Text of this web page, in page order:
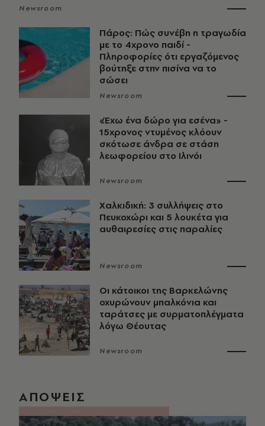
Newsroom
Πάρος: Πώς συνέβη η τραγωδία
με το 4χρονο παιδί -
Πληροφορίες ότι εργαζόμενος
βούτηξε στην πισίνα να το
σώσει
Newsroom
«Έχω ένα δώρο για εσένα» -
15χρονος ντυμένος κλόουν
σκότωσε άνδρα σε στάση
λεωφορείου στο Ιλινόι
Newsroom
Χαλκιδική: 3 συλλήψεις στο
Πευκοχώρι και 5 λουκέτα για
αυθαιρεσίες στις παραλίες
Newsroom
Οι κάτοικοι της Βαρκελώνης
οχυρώνουν μπαλκόνια και
ταράτσες με συρματοπλέγματα
λόγω Θέουτας
Newsroom
ΑΠΟΨΕΙΣ